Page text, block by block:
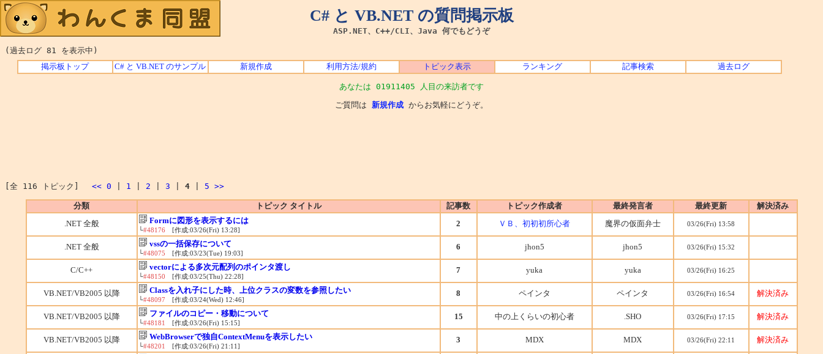
C# と VB.NET の質問掲示板
ASP.NET、C++/CLI、Java 何でもどうぞ
(過去ログ 81 を表示中)
掲示板トップ C# と VB.NET のサンプル 新規作成 利用方法/規約 トピック表示 ランキング 記事検索 過去ログ
あなたは 01911405 人目の来訪者です
ご質問は 新規作成 からお気軽にどうぞ。
[全 116 トピック] << 0 1 2 3 4 5 >>
分類 トピック タイトル 記事数 トピック作成者 最終発言者 最終更新 解決済み
.NET 全般 Formに図形を表示するには
└#48176[作成:03/26(Fri) 13:28]
2 ＶＢ、初初初所心者 魔界の仮面弁士 03/26(Fri) 13:58
.NET 全般 vssの一括保存について
└#48075 [作成:03/23(Tue) 19:03]
6 jhon5 jhon5 03/26(Fri) 15:32
C/C++ vectorによる多次元配列のポインタ渡し
└#48150 [作成:03/25(Thu) 22:28]
7 yuka yuka 03/26(Fri) 16:25
VB.NET/VB2005 以降 Classを入れ子にした時、上位クラスの変数を参照したい
└#48097 [作成:03/24(Wed) 12:46]
8 ペインタ ペインタ 03/26(Fri) 16:54 解決済み
VB.NET/VB2005 以降 ファイルのコピー・移動について
└#48181 [作成:03/26(Fri) 15:15]
15 中の上くらいの初心者 .SHO 03/26(Fri) 17:15 解決済み
VB.NET/VB2005 以降 WebBrowserで独自ContextMenuを表示したい
└#48201 [作成:03/26(Fri) 21:11]
3 MDX MDX 03/26(Fri) 22:11 解決済み